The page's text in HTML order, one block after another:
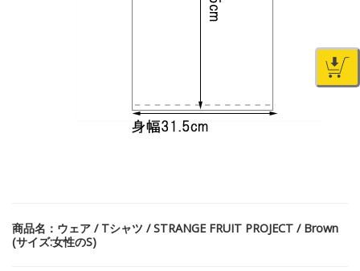
商品名：ウェア / Tシャツ / STRANGE FRUIT PROJECT / Brown
(サイズ:女性のS)